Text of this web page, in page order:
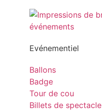
Evénementiel
Ballons
Badge
Tour de cou
Billets de spectacle